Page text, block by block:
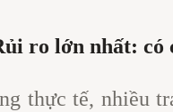
ro lớn nhất: có
thực tế, nhiều